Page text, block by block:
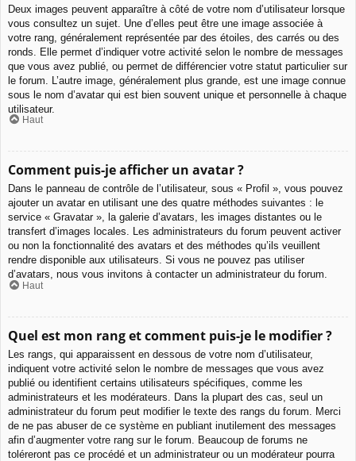
Deux images peuvent apparaître à côté de votre nom d’utilisateur lorsque
vous consultez un sujet. Une d’elles peut être une image associée à
votre rang, généralement représentée par des étoiles, des carrés ou des
ronds. Elle permet d’indiquer votre activité selon le nombre de messages
que vous avez publié, ou permet de différencier votre statut particulier sur
le forum. L’autre image, généralement plus grande, est une image connue
sous le nom d’avatar qui est bien souvent unique et personnelle à chaque
utilisateur.
Haut
Comment puis-je afficher un avatar ?
Dans le panneau de contrôle de l’utilisateur, sous « Profil », vous pouvez
ajouter un avatar en utilisant une des quatre méthodes suivantes : le
service « Gravatar », la galerie d’avatars, les images distantes ou le
transfert d’images locales. Les administrateurs du forum peuvent activer
ou non la fonctionnalité des avatars et des méthodes qu’ils veuillent
rendre disponible aux utilisateurs. Si vous ne pouvez pas utiliser
d’avatars, nous vous invitons à contacter un administrateur du forum.
Haut
Quel est mon rang et comment puis-je le modifier ?
Les rangs, qui apparaissent en dessous de votre nom d’utilisateur,
indiquent votre activité selon le nombre de messages que vous avez
publié ou identifient certains utilisateurs spécifiques, comme les
administrateurs et les modérateurs. Dans la plupart des cas, seul un
administrateur du forum peut modifier le texte des rangs du forum. Merci
de ne pas abuser de ce système en publiant inutilement des messages
afin d’augmenter votre rang sur le forum. Beaucoup de forums ne
toléreront pas ce procédé et un administrateur ou un modérateur pourra